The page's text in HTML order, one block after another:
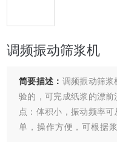
调频振动筛浆机
简要描述： 调频振动筛浆
验的，可完成纸浆的漂
点：体积小，振动频率
单，操作方便，可根据